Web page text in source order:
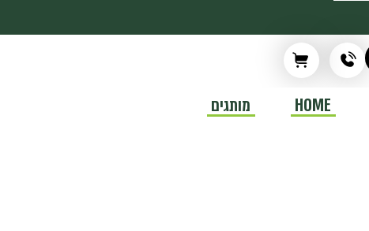
HOME מותגים